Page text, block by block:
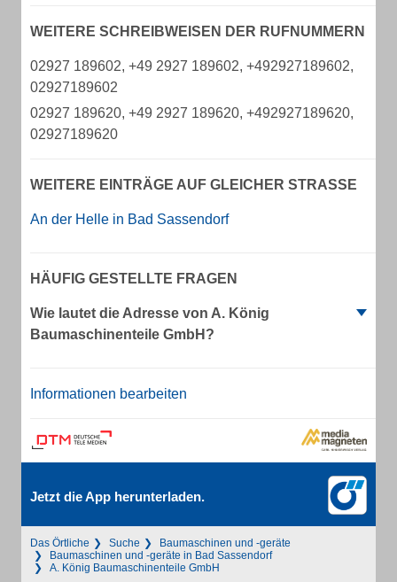
WEITERE SCHREIBWEISEN DER RUFNUMMERN
02927 189602, +49 2927 189602, +492927189602,
02927189602
02927 189620, +49 2927 189620, +492927189620,
02927189620
WEITERE EINTRÄGE AUF GLEICHER STRASSE
An der Helle in Bad Sassendorf
HÄUFIG GESTELLTE FRAGEN
Wie lautet die Adresse von A. König
Baumaschinenteile GmbH?
Informationen bearbeiten
Jetzt die App herunterladen.
Das Örtliche Suche
Baumaschinen und -geräte
Baumaschinen und -geräte in Bad Sassendorf
A. König Baumaschinenteile GmbH